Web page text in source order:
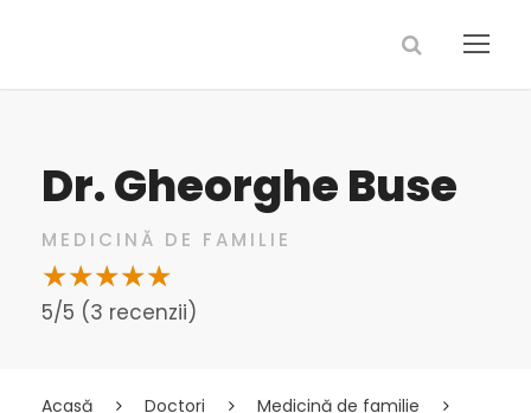
Dr. Gheorghe Buse
MEDICINĂ DE FAMILIE
5/5 (3 recenzii)
Acasă Doctori
Medicină de familie